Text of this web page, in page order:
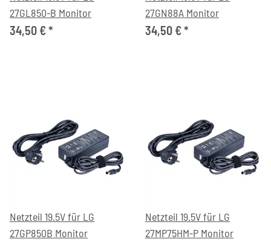
27GL850-B Monitor
34,50 €*
27GN88A Monitor
34,50 €*
Netzteil 19.5V für LG
27GP850B Monitor
Netzteil 19.5V für LG
27MP75HM-P Monitor